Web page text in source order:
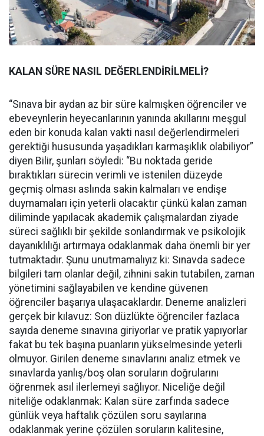
KALAN SÜRE NASIL DEĞERLENDİRİLMELİ?
“Sınava bir aydan az bir süre kalmışken öğrenciler ve
ebeveynlerin heyecanlarının yanında akıllarını meşgul
eden bir konuda kalan vakti nasıl değerlendirmeleri
gerektiği hususunda yaşadıkları karmaşıklık olabiliyor”
diyen Bilir, şunları söyledi: “Bu noktada geride
bıraktıkları sürecin verimli ve istenilen düzeyde
geçmiş olması aslında sakin kalmaları ve endişe
duymamaları için yeterli olacaktır çünkü kalan zaman
diliminde yapılacak akademik çalışmalardan ziyade
süreci sağlıklı bir şekilde sonlandırmak ve psikolojik
dayanıklılığı artırmaya odaklanmak daha önemli bir yer
tutmaktadır. Şunu unutmamalıyız ki: Sınavda sadece
bilgileri tam olanlar değil, zihnini sakin tutabilen, zaman
yönetimini sağlayabilen ve kendine güvenen
öğrenciler başarıya ulaşacaklardır. Deneme analizleri
gerçek bir kılavuz: Son düzlükte öğrenciler fazlaca
sayıda deneme sınavına giriyorlar ve pratik yapıyorlar
fakat bu tek başına puanların yükselmesinde yeterli
olmuyor. Girilen deneme sınavlarını analiz etmek ve
sınavlarda yanlış/boş olan soruların doğrularını
öğrenmek asıl ilerlemeyi sağlıyor. Niceliğe değil
niteliğe odaklanmak: Kalan süre zarfında sadece
günlük veya haftalık çözülen soru sayılarına
odaklanmak yerine çözülen soruların kalitesine,